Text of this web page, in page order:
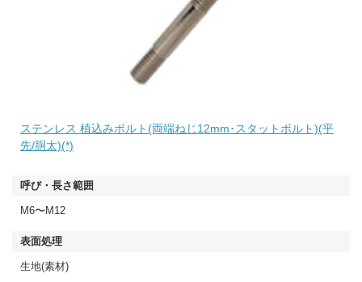
ステンレス 植込みボルト(両端ねじ12mm･スタットボルト)(平
先/胴太)(*)
M6〜M12
生地(素材)